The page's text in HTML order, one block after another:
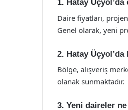
1. Hatay
Daire fiyatları,
Genel olarak, yeni
2. Hatay
Bölge, alışveriş
olanak sunmaktadır.
3. Yeni daireler